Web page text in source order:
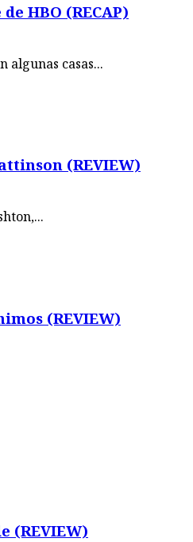
HBO (RECAP)
algunas casas...
(REVIEW)
(REVIEW)
(REVIEW)